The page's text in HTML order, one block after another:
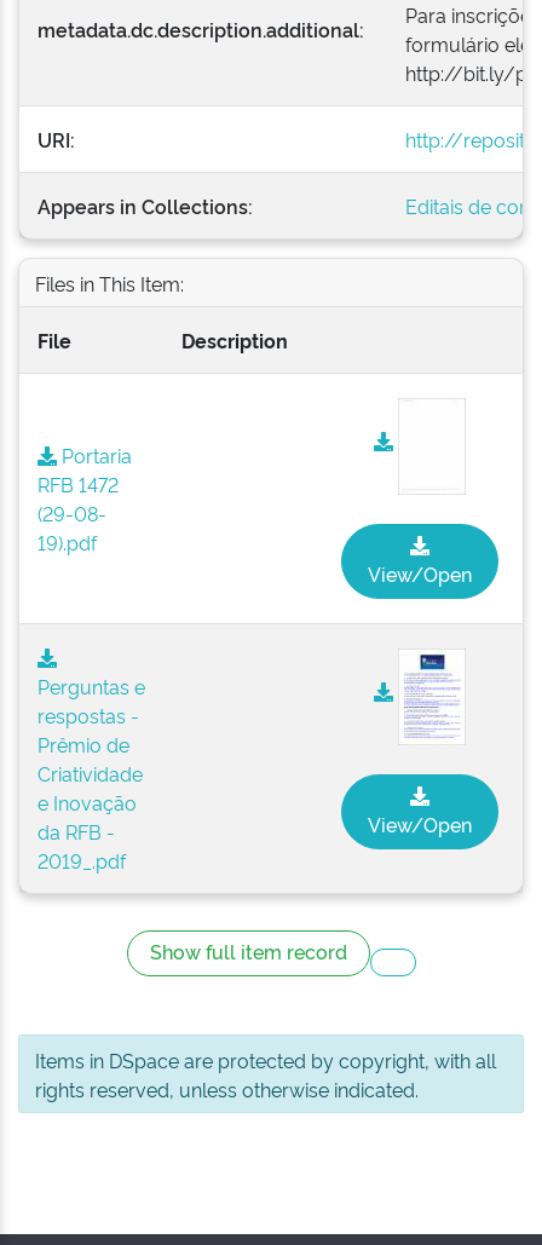
metadata.dc.description.additional:
Para
formulário
http://bit.ly/
URI: http://
Appears in Collections: Editais de
Files in This Item:
File Description
Portaria
RFB 1472
(29-08-
19).pdf
View/Open
Perguntas e
respostas -
Prêmio de
Criatividade
e Inovação
da RFB -
2019_.pdf
View/Open
Show full item record
Items in DSpace are protected by copyright, with all
rights reserved, unless otherwise indicated.